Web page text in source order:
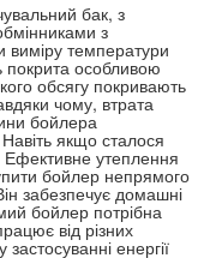
бак, з
з
виміру температури
покрита особливою
обсягу покривають
чому, втрата
бойлера
якщо сталося
Ефективне утеплення
бойлер непрямого
забезпечує домашні
бойлер потрібна
від різних
енергії